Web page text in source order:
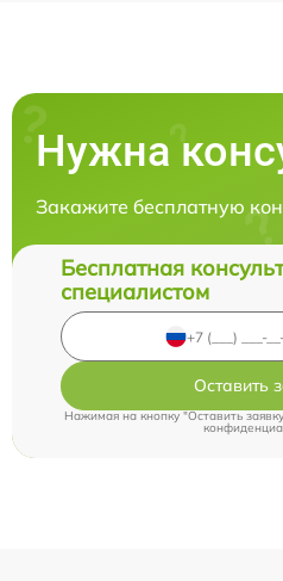
Нужна
Закажите бесплатную
Бесплатная
специалистом
Оставить
Нажимая на кнопку "Оставить